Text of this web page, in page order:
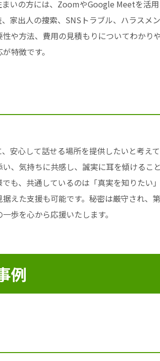
いの方には、ZoomやGoogle Meetを活
家出人の捜索、SNSトラブル、ハラス
や方法、費用の見積もりについてわかり
特徴です。
安心して話せる場所を提供したいと考え
、気持ちに共感し、誠実に耳を傾ける
も、共通しているのは「真実を知りた
えた支援も可能です。秘密は厳守され、
歩を心から応援いたします。
例